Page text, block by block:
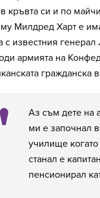
кръвта си и по
Милдред Харт е
с известния генерал
армията на
гражданска
Аз съм дете на
ми е започнал
училище когато
станал е
пенсионирал